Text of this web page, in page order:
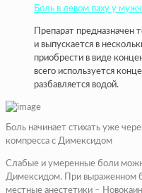
Боль в левом паху у
Препарат предназначен
и выпускается в
приобрести в виде
всего используется
разбавляется водой.
Боль начинает стихать уже
компресса с Димексидом
Слабые и умеренные боли
Димексидом. При выраженном
местные анестетики –